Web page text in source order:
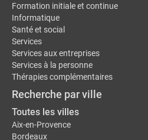
Formation initiale et continue
Informatique
Santé et social
Services
Services aux entreprises
Services à la personne
Thérapies complémentaires
Recherche par ville
Toutes les villes
Aix-en-Provence
Bordeaux